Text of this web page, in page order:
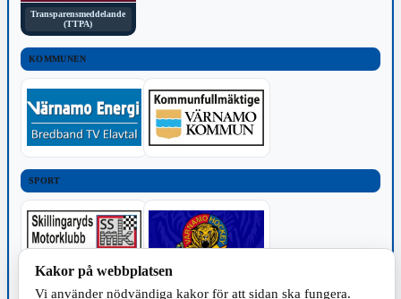
Transparensmeddelande
(TTPA)
KOMMUNEN
SPORT
Kakor på webbplatsen
Vi använder nödvändiga kakor för att sidan ska fungera.